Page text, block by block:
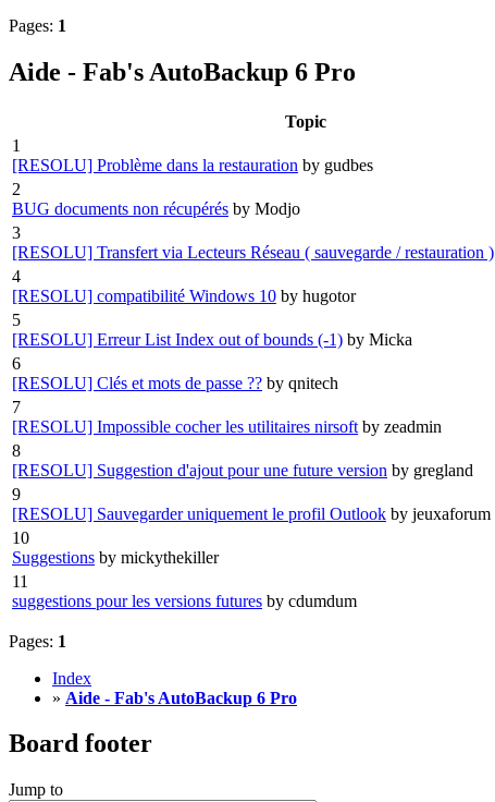
Pages: 1
Aide - Fab's AutoBackup 6 Pro
Topic
1
[RESOLU] Problème dans la restauration by gudbes
2
BUG documents non récupérés by Modjo
3
[RESOLU] Transfert via Lecteurs Réseau ( sauvegarde / restauration )
4
[RESOLU] compatibilité Windows 10 by hugotor
5
[RESOLU] Erreur List Index out of bounds (-1) by Micka
6
[RESOLU] Clés et mots de passe ?? by qnitech
7
[RESOLU] Impossible cocher les utilitaires nirsoft by zeadmin
8
[RESOLU] Suggestion d'ajout pour une future version by gregland
9
[RESOLU] Sauvegarder uniquement le profil Outlook by jeuxaforum
10
Suggestions by mickythekiller
11
suggestions pour les versions futures by cdumdum
Pages: 1
Index
» Aide - Fab's AutoBackup 6 Pro
Board footer
Jump to